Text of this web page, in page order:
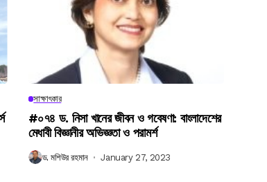
সাক্ষাৎকার
#০৭৪ ড. নিসা খানের জীবন ও গবেষণা: বাংলাদেশের
মেধাবী বিজ্ঞানীর অভিজ্ঞতা ও পরামর্শ
ড. মশিউর রহমান January 27, 2023